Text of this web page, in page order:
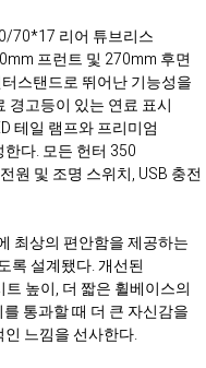
70*17 리어 튜브리스
프런트 및 270mm 후면
스탠드로 뛰어난 기능성을
경고등이 있는 연료 표시
테일 램프와 프리미엄
다. 모든 헌터 350
원 및 조명 스위치, USB 충전
최상의 편안함을 제공하는
록 설계됐다. 개선된
높이, 더 짧은 휠베이스의
통과할 때 더 큰 자신감을
느낌을 선사한다.